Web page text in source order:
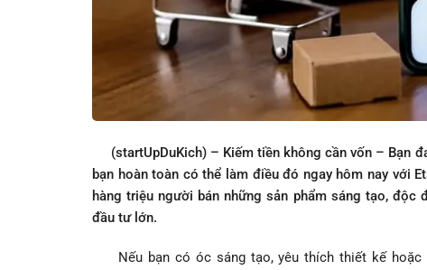
(startUpDuKich) – Kiếm tiền không cần vốn – Bạn
bạn hoàn toàn có thể làm điều đó ngay hôm nay với
hàng triệu người bán những sản phẩm sáng tạo, độc
đầu tư lớn.
Nếu bạn có óc sáng tạo, yêu thích thiết kế hoặc